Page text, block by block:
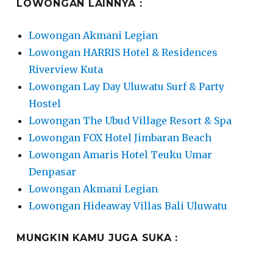
LOWONGAN LAINNYA :
Lowongan Akmani Legian
Lowongan HARRIS Hotel & Residences
Riverview Kuta
Lowongan Lay Day Uluwatu Surf & Party
Hostel
Lowongan The Ubud Village Resort & Spa
Lowongan FOX Hotel Jimbaran Beach
Lowongan Amaris Hotel Teuku Umar
Denpasar
Lowongan Akmani Legian
Lowongan Hideaway Villas Bali Uluwatu
MUNGKIN KAMU JUGA SUKA :